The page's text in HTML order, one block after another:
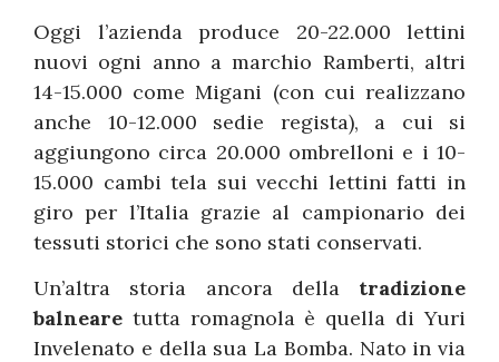
Oggi l’azienda produce 20-22.000 lettini
nuovi ogni anno a marchio Ramberti, altri
14-15.000 come Migani (con cui realizzano
anche 10-12.000 sedie regista), a cui si
aggiungono circa 20.000 ombrelloni e i 10-
15.000 cambi tela sui vecchi lettini fatti in
giro per l’Italia grazie al campionario dei
tessuti storici che sono stati conservati.
Un’altra storia ancora della tradizione
balneare tutta romagnola è quella di Yuri
Invelenato e della sua La Bomba. Nato in via